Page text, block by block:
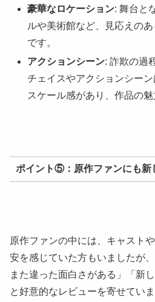
豪華なロケーション: 舞台と
ルや美術館など、見応えの
です。
アクションシーン: 詐欺の過
チェイスやアクションシー
スケール感があり、作品の魅
ポイント⑤：原作ファンにも新
原作ファンの中には、キャスト
安を感じていた方もいましたが
また違った面白さがある」「新
と好意的なレビューを寄せていま